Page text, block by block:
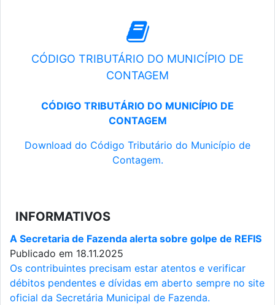
CÓDIGO TRIBUTÁRIO DO MUNICÍPIO DE
CONTAGEM
CÓDIGO TRIBUTÁRIO DO MUNICÍPIO DE
CONTAGEM
Download do Código Tributário do Município de
Contagem.
INFORMATIVOS
A Secretaria de Fazenda alerta sobre golpe de REFIS
Publicado em 18.11.2025
Os contribuintes precisam estar atentos e verificar
débitos pendentes e dívidas em aberto sempre no site
oficial da Secretária Municipal de Fazenda.